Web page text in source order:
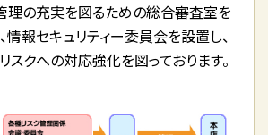
理の充実を図るための総合審査室を
情報セキュリティー委員会を設置し、
スクへの対応強化を図っております。